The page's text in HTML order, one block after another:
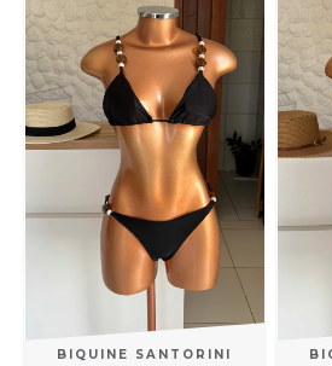
BIQUINE SANTORINI